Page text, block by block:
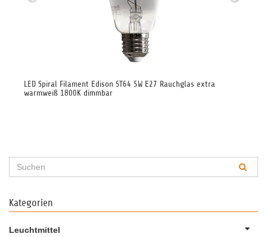
LED Spiral Filament Edison ST64 5W E27 Rauchglas extra
warmweiß 1800K dimmbar
Kategorien
Leuchtmittel